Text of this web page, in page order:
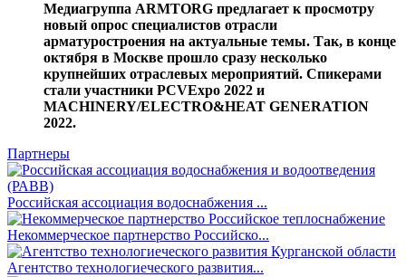
Медиагруппа ARMTORG предлагает к просмотру
новый опрос специалистов отрасли
арматуростроения на актуальные темы. Так, в конце
октября в Москве прошло сразу несколько
крупнейших отраслевых мероприятий. Спикерами
стали участники PCVExpo 2022 и
MACHINERY/ELECTRO&HEAT GENERATION
2022.
Партнеры
Российская ассоциация водоснабжения ...
Некоммерческое партнерство Российско...
Агентство технологиеческого развития...